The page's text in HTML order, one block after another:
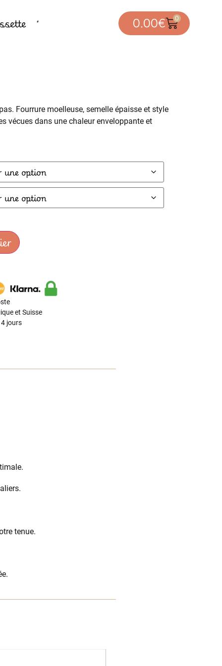
0.00€ 0
Fourrure moelleuse, semelle épaisse et style
vécues dans une chaleur enveloppante et
et Suisse
jours
tenue.